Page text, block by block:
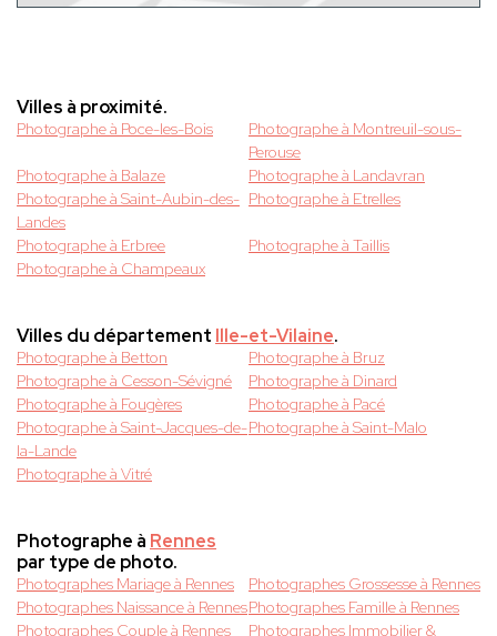
Villes à proximité.
Photographe à Poce-les-Bois
Photographe à Montreuil-sous-
Perouse
Photographe à Balaze
Photographe à Landavran
Photographe à Saint-Aubin-des-
Landes
Photographe à Etrelles
Photographe à Erbree
Photographe à Taillis
Photographe à Champeaux
Villes du département Ille-et-Vilaine.
Photographe à Betton
Photographe à Bruz
Photographe à Cesson-Sévigné
Photographe à Dinard
Photographe à Fougères
Photographe à Pacé
Photographe à Saint-Jacques-de-
la-Lande
Photographe à Saint-Malo
Photographe à Vitré
Photographe à Rennes
par type de photo.
Photographes Mariage à Rennes
Photographes Grossesse à Rennes
Photographes Naissance à RennesPhotographes Famille à Rennes
Photographes Couple à Rennes
Photographes Immobilier &